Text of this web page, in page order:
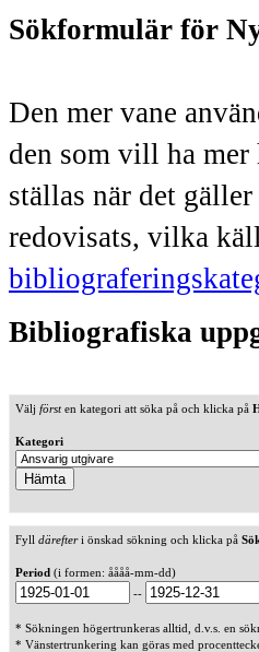
Sökformulär för
Den mer vane
den som vill ha
ställas när det
redovisats, vilka
Bibliografiska
Välj försten kategori att söka på och klicka på
Kategori
Fyll därefteri önskad sökning och klicka på
Period (i formen: åååå-mm-dd)
--
* Sökningen högertrunkeras alltid, d.v.s. en
* Vänstertrunkering kan göras med